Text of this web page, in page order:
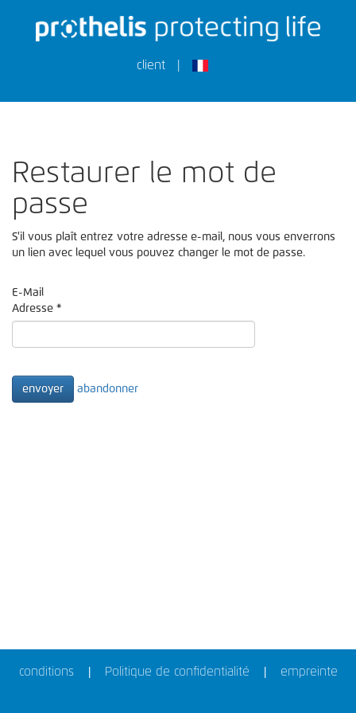
client
Restaurer le mot de
passe
S'il vous plaît entrez votre adresse e-mail, nous vous enverrons
un lien avec lequel vous pouvez changer le mot de passe.
E-Mail
Adresse
envoyer abandonner
conditions Politique de confidentialité empreinte